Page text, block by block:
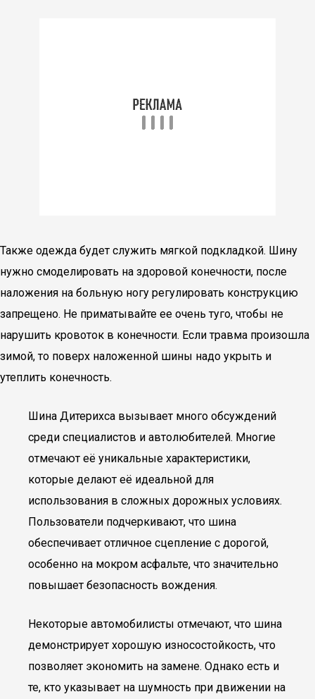
Также одежда будет служить мягкой подкладкой. Шину
нужно смоделировать на здоровой конечности, после
наложения на больную ногу регулировать конструкцию
запрещено. Не приматывайте ее очень туго, чтобы не
нарушить кровоток в конечности. Если травма произошла
зимой, то поверх наложенной шины надо укрыть и
утеплить конечность.
Шина Дитерихса вызывает много обсуждений
среди специалистов и автолюбителей. Многие
отмечают её уникальные характеристики,
которые делают её идеальной для
использования в сложных дорожных условиях.
Пользователи подчеркивают, что шина
обеспечивает отличное сцепление с дорогой,
особенно на мокром асфальте, что значительно
повышает безопасность вождения.
Некоторые автомобилисты отмечают, что шина
демонстрирует хорошую износостойкость, что
позволяет экономить на замене. Однако есть и
те, кто указывает на шумность при движении на